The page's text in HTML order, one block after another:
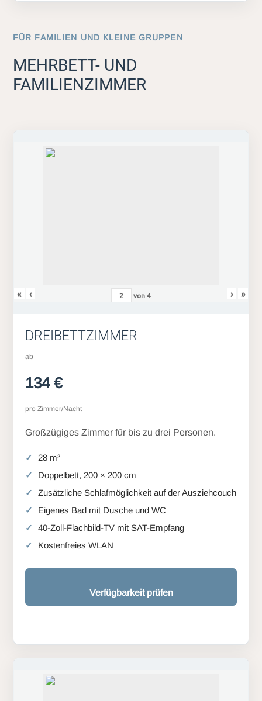
FÜR FAMILIEN UND KLEINE GRUPPEN
MEHRBETT- UND
FAMILIENZIMMER
« ‹ von4 › »
DREIBETTZIMMER
ab
134 €
pro Zimmer/Nacht
Großzügiges Zimmer für bis zu drei Personen.
28 m²
Doppelbett, 200 × 200 cm
Zusätzliche Schlafmöglichkeit auf der Ausziehcouch
Eigenes Bad mit Dusche und WC
40-Zoll-Flachbild-TV mit SAT-Empfang
Kostenfreies WLAN
Verfügbarkeit prüfen